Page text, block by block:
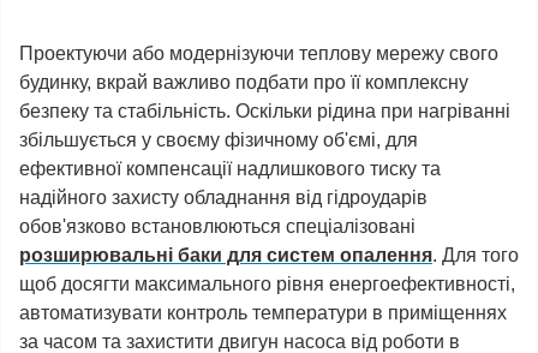
Проектуючи або модернізуючи теплову мережу свого
будинку, вкрай важливо подбати про її комплексну
безпеку та стабільність. Оскільки рідина при нагріванні
збільшується у своєму фізичному об'ємі, для
ефективної компенсації надлишкового тиску та
надійного захисту обладнання від гідроударів
обов'язково встановлюються спеціалізовані
розширювальні баки для систем опалення. Для того
щоб досягти максимального рівня енергоефективності,
автоматизувати контроль температури в приміщеннях
за часом та захистити двигун насоса від роботи в